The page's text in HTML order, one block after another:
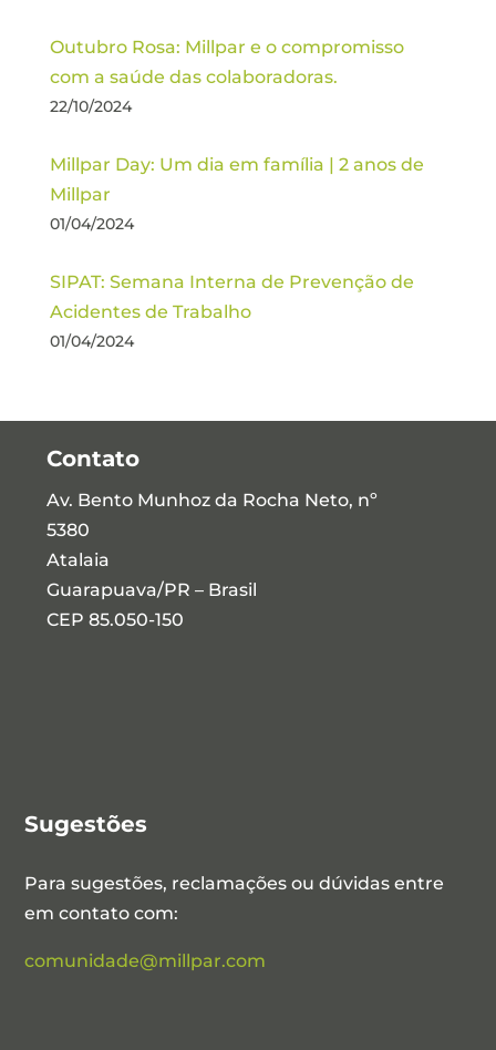
Outubro Rosa: Millpar e o compromisso
com a saúde das colaboradoras.
22/10/2024
Millpar Day: Um dia em família | 2 anos de
Millpar
01/04/2024
SIPAT: Semana Interna de Prevenção de
Acidentes de Trabalho
01/04/2024
Contato
Av. Bento Munhoz da Rocha Neto, nº
5380
Atalaia
Guarapuava/PR – Brasil
CEP 85.050-150
Sugestões
Para sugestões, reclamações ou dúvidas entre
em contato com:
comunidade@millpar.com